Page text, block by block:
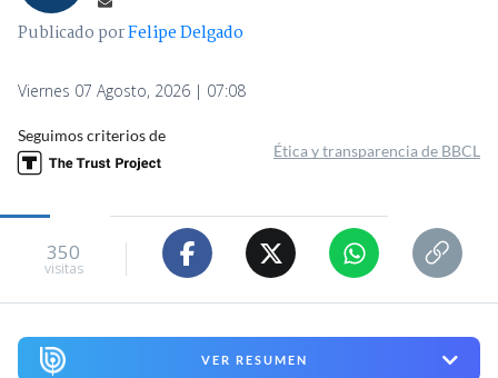
Publicado porFelipe Delgado
Viernes 07 Agosto, 2026 | 07:08
Seguimos criterios de
Ética y transparencia de BBCL
350
visitas
VER RESUMEN